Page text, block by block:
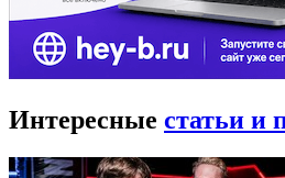
Интересные статьи и